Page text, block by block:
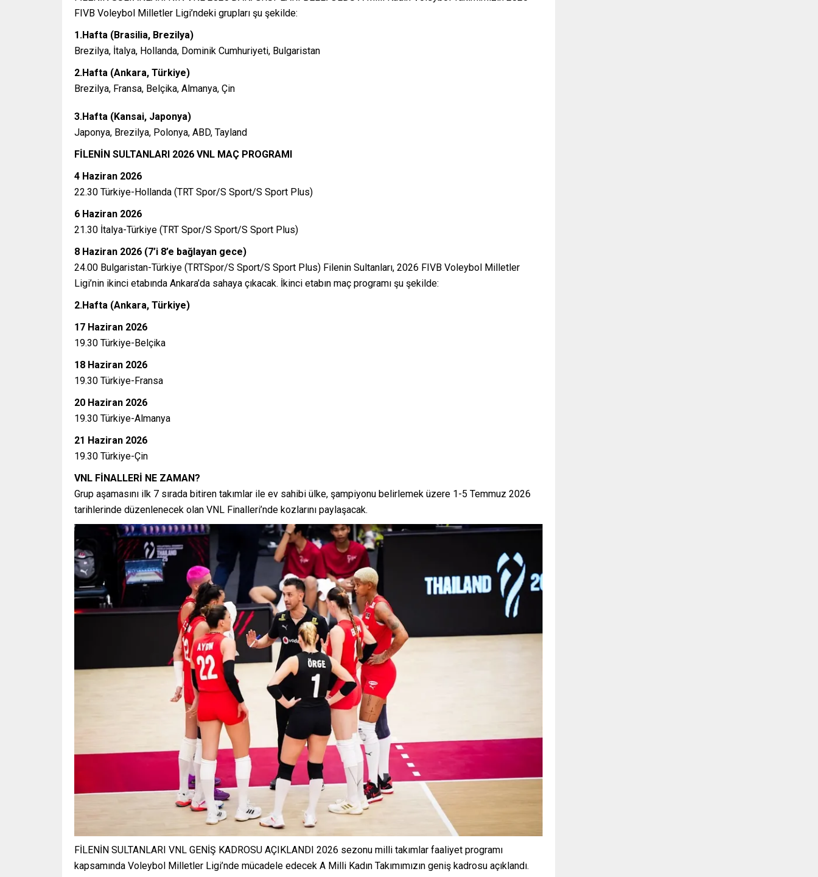
FIVB Voleybol Milletler Ligi’ndeki grupları şu şekilde:
1.Hafta (Brasilia, Brezilya)
Brezilya, İtalya, Hollanda, Dominik Cumhuriyeti, Bulgaristan
2.Hafta (Ankara, Türkiye)
Brezilya, Fransa, Belçika, Almanya, Çin
3.Hafta (Kansai, Japonya)
Japonya, Brezilya, Polonya, ABD, Tayland
FİLENİN SULTANLARI 2026 VNL MAÇ PROGRAMI
4 Haziran 2026
22.30 Türkiye-Hollanda (TRT Spor/S Sport/S Sport Plus)
6 Haziran 2026
21.30 İtalya-Türkiye (TRT Spor/S Sport/S Sport Plus)
8 Haziran 2026 (7’i 8’e bağlayan gece)
24.00 Bulgaristan-Türkiye (TRTSpor/S Sport/S Sport Plus) Filenin Sultanları, 2026 FIVB Voleybol Milletler
Ligi’nin ikinci etabında Ankara’da sahaya çıkacak. İkinci etabın maç programı şu şekilde:
2.Hafta (Ankara, Türkiye)
17 Haziran 2026
19.30 Türkiye-Belçika
18 Haziran 2026
19.30 Türkiye-Fransa
20 Haziran 2026
19.30 Türkiye-Almanya
21 Haziran 2026
19.30 Türkiye-Çin
VNL FİNALLERİ NE ZAMAN?
Grup aşamasını ilk 7 sırada bitiren takımlar ile ev sahibi ülke, şampiyonu belirlemek üzere 1-5 Temmuz 2026
tarihlerinde düzenlenecek olan VNL Finalleri’nde kozlarını paylaşacak.
FİLENİN SULTANLARI VNL GENİŞ KADROSU AÇIKLANDI 2026 sezonu milli takımlar faaliyet programı
kapsamında Voleybol Milletler Ligi’nde mücadele edecek A Milli Kadın Takımımızın geniş kadrosu açıklandı.